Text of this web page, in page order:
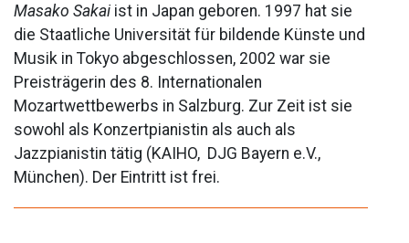
Masako Sakai ist in Japan geboren. 1997 hat sie
die Staatliche Universität für bildende Künste und
Musik in Tokyo abgeschlossen, 2002 war sie
Preisträgerin des 8. Internationalen
Mozartwettbewerbs in Salzburg. Zur Zeit ist sie
sowohl als Konzertpianistin als auch als
Jazzpianistin tätig (KAIHO, DJG Bayern e.V.,
München). Der Eintritt ist frei.